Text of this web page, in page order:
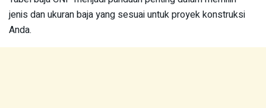
jenis dan ukuran baja yang sesuai untuk proyek konstruksi
Anda.